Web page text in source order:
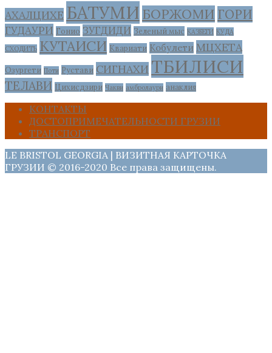
АХАЛЦИХЕ БАТУМИ БОРЖОМИ ГОРИ
ГУДАУРИ Гонио ЗУГДИДИ Зеленый мыс КАЗБЕГИ КУДА
СХОДИТЬ КУТАИСИ Квариати Кобулети МЦХЕТА
Озургети Поти Рустави СИГНАХИ ТБИЛИСИ
ТЕЛАВИ Цихисдзири Чакви амбролаури анаклия
КОНТАКТЫ
ДОСТОПРИМЕЧАТЕЛЬНОСТИ ГРУЗИИ
ТРАНСПОРТ
LE BRISTOL GEORGIA | ВИЗИТНАЯ КАРТОЧКА
ГРУЗИИ © 2016-2020 Все права защищены.